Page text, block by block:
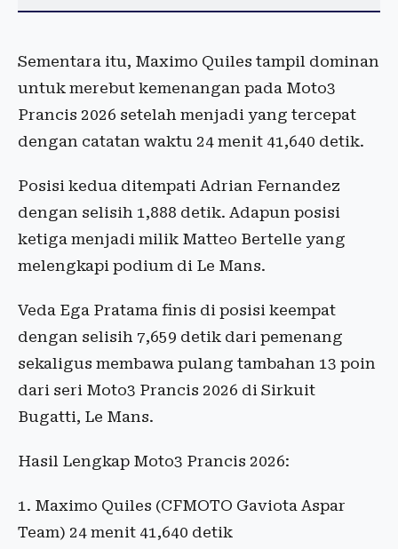
Sementara itu, Maximo Quiles tampil dominan
untuk merebut kemenangan pada Moto3
Prancis 2026 setelah menjadi yang tercepat
dengan catatan waktu 24 menit 41,640 detik.
Posisi kedua ditempati Adrian Fernandez
dengan selisih 1,888 detik. Adapun posisi
ketiga menjadi milik Matteo Bertelle yang
melengkapi podium di Le Mans.
Veda Ega Pratama finis di posisi keempat
dengan selisih 7,659 detik dari pemenang
sekaligus membawa pulang tambahan 13 poin
dari seri Moto3 Prancis 2026 di Sirkuit
Bugatti, Le Mans.
Hasil Lengkap Moto3 Prancis 2026:
1. Maximo Quiles (CFMOTO Gaviota Aspar
Team) 24 menit 41,640 detik